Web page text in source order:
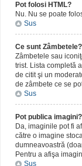
Pot folosi HTML?
Nu. Nu se poate
Sus
Ce sunt Zâmbetele?
Zâmbetele sau
trist. Lista completă
de citit şi un
de zâmbete ce se
Sus
Pot publica imagini?
Da, imaginile pot fi
către o imagine
dumneavoastră
Pentru a afişa
Sus